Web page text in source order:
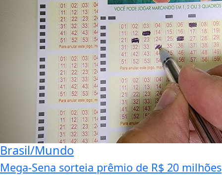
Brasil/Mundo
Mega-Sena sorteia prêmio de R$ 20 milhões